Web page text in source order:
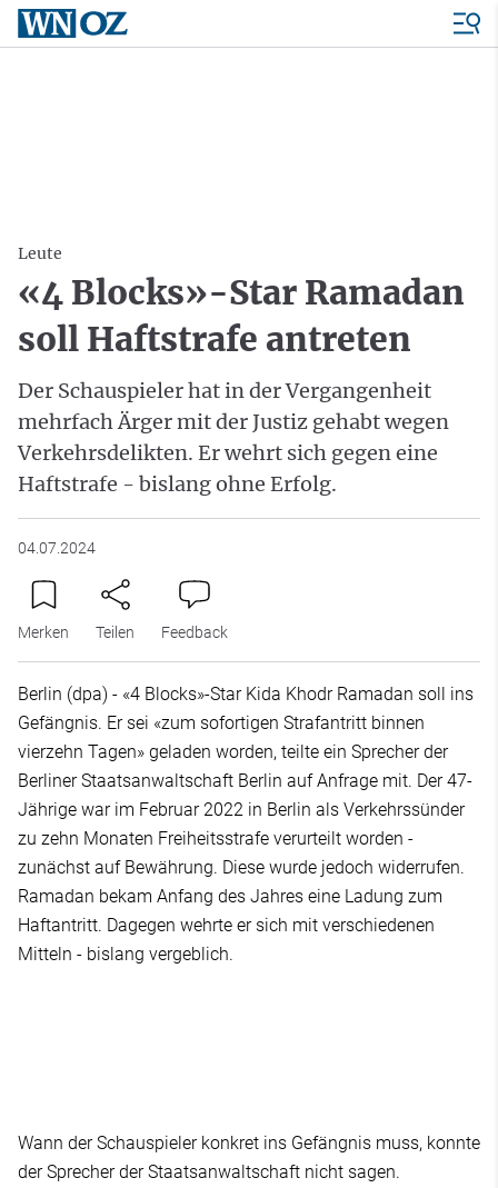
Leute
«4 Blocks»-Star Ramadan
soll Haftstrafe antreten
Der Schauspieler hat in der Vergangenheit
mehrfach Ärger mit der Justiz gehabt wegen
Verkehrsdelikten. Er wehrt sich gegen eine
Haftstrafe - bislang ohne Erfolg.
04.07.2024
Merken Teilen Feedback
Berlin (dpa) - «4 Blocks»-Star Kida Khodr Ramadan soll ins
Gefängnis. Er sei «zum sofortigen Strafantritt binnen
vierzehn Tagen» geladen worden, teilte ein Sprecher der
Berliner Staatsanwaltschaft Berlin auf Anfrage mit. Der 47-
Jährige war im Februar 2022 in Berlin als Verkehrssünder
zu zehn Monaten Freiheitsstrafe verurteilt worden -
zunächst auf Bewährung. Diese wurde jedoch widerrufen.
Ramadan bekam Anfang des Jahres eine Ladung zum
Haftantritt. Dagegen wehrte er sich mit verschiedenen
Mitteln - bislang vergeblich.
Wann der Schauspieler konkret ins Gefängnis muss, konnte
der Sprecher der Staatsanwaltschaft nicht sagen.